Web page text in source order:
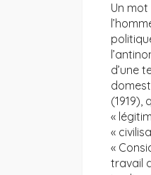
Un mot
d’une
(1919),
«
«
«
travail